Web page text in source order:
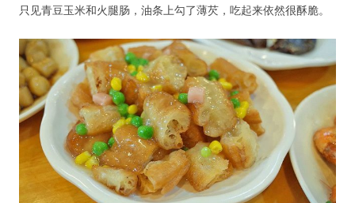
只见青豆玉米和火腿肠，油条上勾了薄芡，吃起来依然很酥脆。